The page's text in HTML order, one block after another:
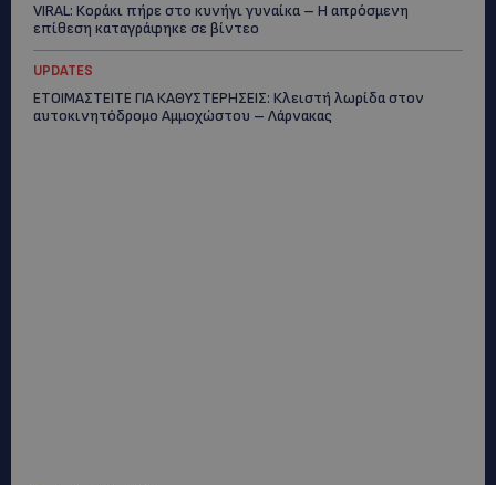
VIRAL: Κοράκι πήρε στο κυνήγι γυναίκα – Η απρόσμενη
επίθεση καταγράφηκε σε βίντεο
UPDATES
ΕΤΟΙΜΑΣΤΕΙΤΕ ΓΙΑ ΚΑΘΥΣΤΕΡΗΣΕΙΣ: Κλειστή λωρίδα στον
αυτοκινητόδρομο Αμμοχώστου – Λάρνακας